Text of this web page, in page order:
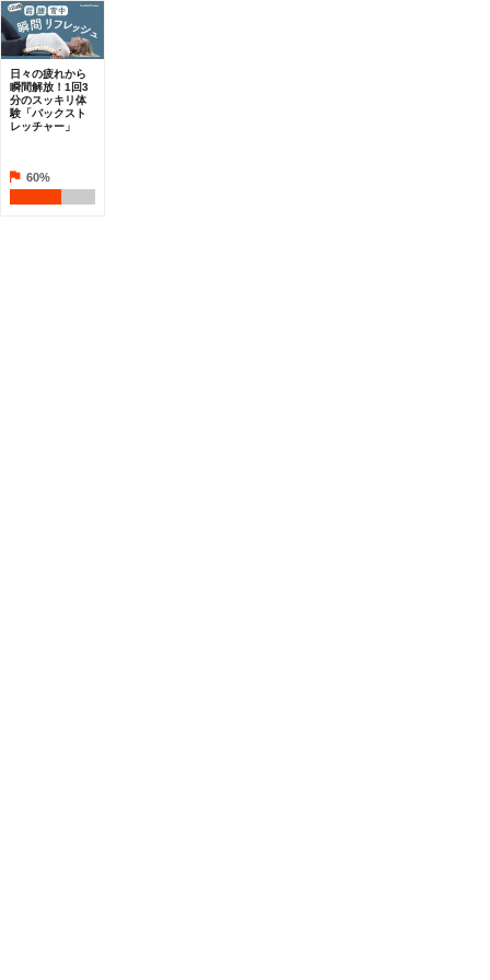
日々の疲れから
瞬間解放！1回3
分のスッキリ体
験「バックスト
レッチャー」
60%